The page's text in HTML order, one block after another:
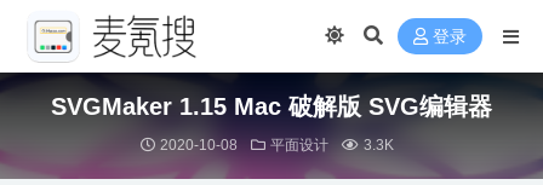
登录
SVGMaker 1.15 Mac 破解版 SVG编辑器
2020-10-08 平面设计 3.3K